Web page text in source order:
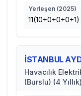
Yerleşen (2025)
11(10+0+0+0+1)
İSTANBUL
Havacılık
(Burslu) (4 Yıllık)